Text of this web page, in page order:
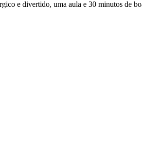
e divertido, uma aula e 30 minutos de